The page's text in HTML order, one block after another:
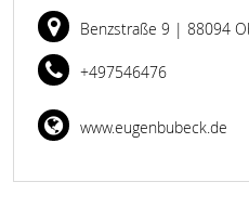
Benzstraße 9 | 88094
+497546476
www.eugenbubeck.de